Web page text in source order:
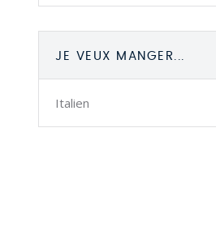
JE VEUX MANGER...
Italien